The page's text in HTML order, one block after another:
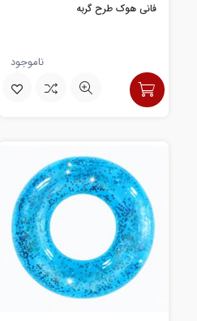
فانی هوک طرح گربه
ناموجود